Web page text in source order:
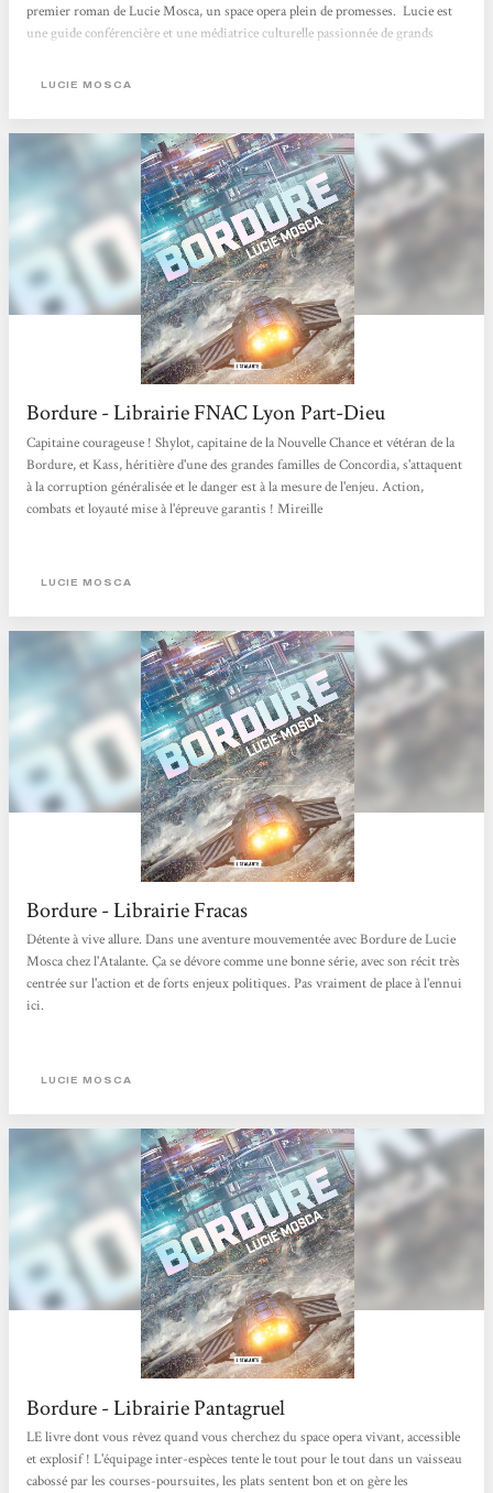
premier roman de Lucie Mosca, un space opera plein de promesses. Lucie est
une guide conférencière et une médiatrice culturelle passionnée de grands
pas à son coup d’essai ayant déjà publié des nouvelles dont celle qui lui a
LUCIE MOSCA
Bordure - Librairie FNAC Lyon Part-Dieu
Capitaine courageuse ! Shylot, capitaine de la Nouvelle Chance et vétéran de la
Bordure, et Kass, héritière d'une des grandes familles de Concordia, s'attaquent
à la corruption généralisée et le danger est à la mesure de l'enjeu. Action,
combats et loyauté mise à l'épreuve garantis ! Mireille
LUCIE MOSCA
Bordure - Librairie Fracas
Détente à vive allure. Dans une aventure mouvementée avec Bordure de Lucie
Mosca chez l'Atalante. Ça se dévore comme une bonne série, avec son récit très
centrée sur l'action et de forts enjeux politiques. Pas vraiment de place à l'ennui
ici.
LUCIE MOSCA
Bordure - Librairie Pantagruel
LE livre dont vous rêvez quand vous cherchez du space opera vivant, accessible
et explosif ! L'équipage inter-espèces tente le tout pour le tout dans un vaisseau
cabossé par les courses-poursuites, les plats sentent bon et on gère les